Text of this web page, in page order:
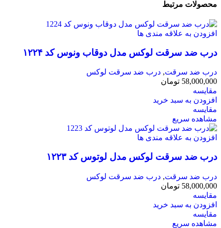
محصولات مرتبط
افزودن به علاقه مندی ها
درب ضد سرقت لوکس مدل دوقاب ونوس کد ۱۲۲۴
درب ضد سرقت, درب ضد سرقت لوکس
58,000,000 تومان
مقایسه
افزودن به سبد خرید
مقایسه
مشاهده سریع
افزودن به علاقه مندی ها
درب ضد سرقت لوکس مدل لوتوس کد ۱۲۲۳
درب ضد سرقت, درب ضد سرقت لوکس
58,000,000 تومان
مقایسه
افزودن به سبد خرید
مقایسه
مشاهده سریع